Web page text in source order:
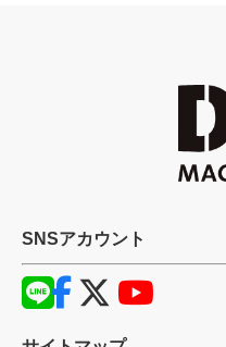
SNSアカウント